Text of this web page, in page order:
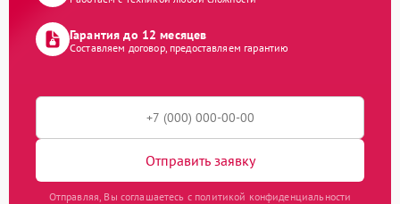
Гарантия до 12 месяцев
Составляем договор, предоставляем гарантию
Отправить заявку
Отправляя, Вы соглашаетесь с политикой конфиденциальности